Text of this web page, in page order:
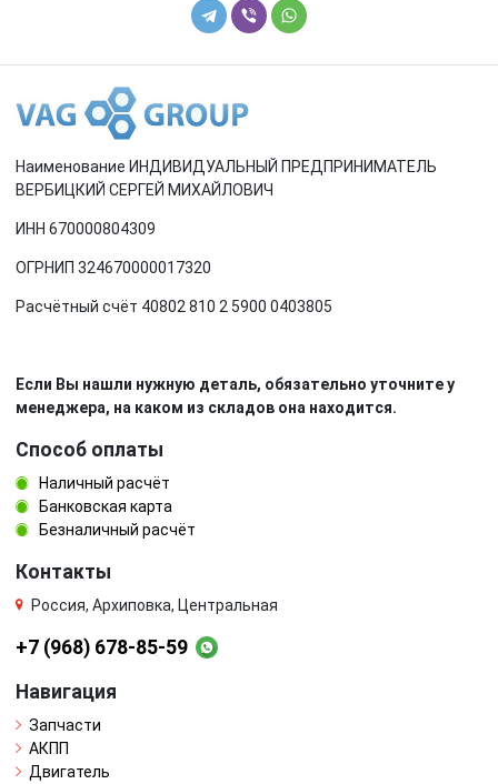
Наименование ИНДИВИДУАЛЬНЫЙ ПРЕДПРИНИМАТЕЛЬ
ВЕРБИЦКИЙ СЕРГЕЙ МИХАЙЛОВИЧ
ИНН 670000804309
ОГРНИП 324670000017320
Расчётный счёт 40802 810 2 5900 0403805
Если Вы нашли нужную деталь, обязательно уточните у
менеджера, на каком из складов она находится.
Способ оплаты
Наличный расчёт
Банковская карта
Безналичный расчёт
Контакты
Россия, Архиповка, Центральная
+7 (968) 678-85-59
Навигация
Запчасти
АКПП
Двигатель